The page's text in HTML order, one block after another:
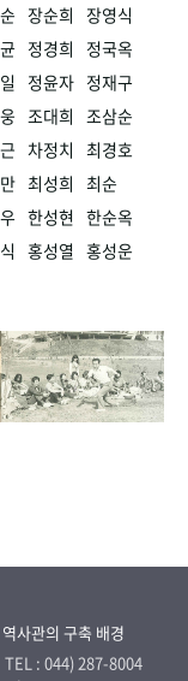
장순희 장영식
정경희
정국옥
정윤자 정재구
조대희 조삼순
차정치 최경호
최성희 최순
한성현 한순옥
홍성열 홍성운
사관의 구축 배경
TEL : 044) 287-8004